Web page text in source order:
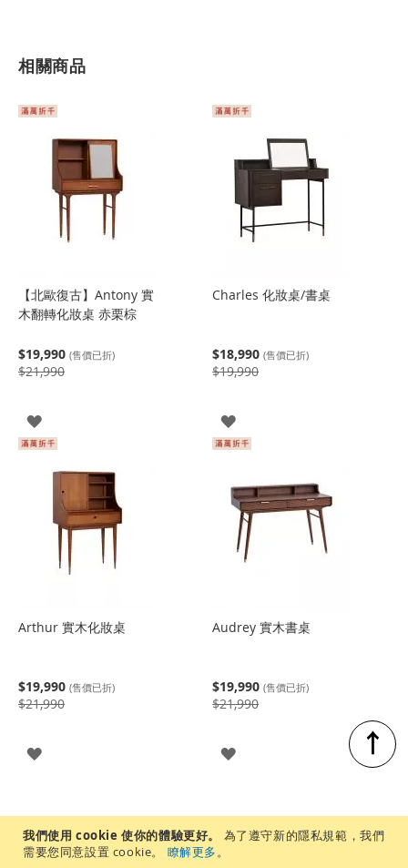
我們使用 cookie 使你的體驗更好。
為了遵守新的隱私規範，我們
需要您同意設置 cookie。
瞭解更多。
相關商品
【北歐復古】Antony 實
木翻轉化妝桌 赤栗棕
$19,990 (售價已折)
$21,990
登
入
Charles 化妝桌/書桌
$18,990 (售價已折)
$19,990
登
入
Arthur 實木化妝桌
$19,990 (售價已折)
$21,990
登
Audrey 實木書桌
$19,990 (售價已折)
$21,990
登
↑